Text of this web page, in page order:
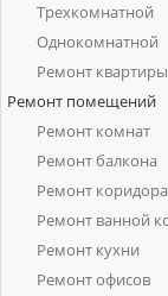
Трехкомнатной
Однокомнатной
Ремонт
Ремонт помещений
Ремонт комнат
Ремонт балкона
Ремонт коридора
Ремонт ванной
Ремонт кухни
Ремонт офисов